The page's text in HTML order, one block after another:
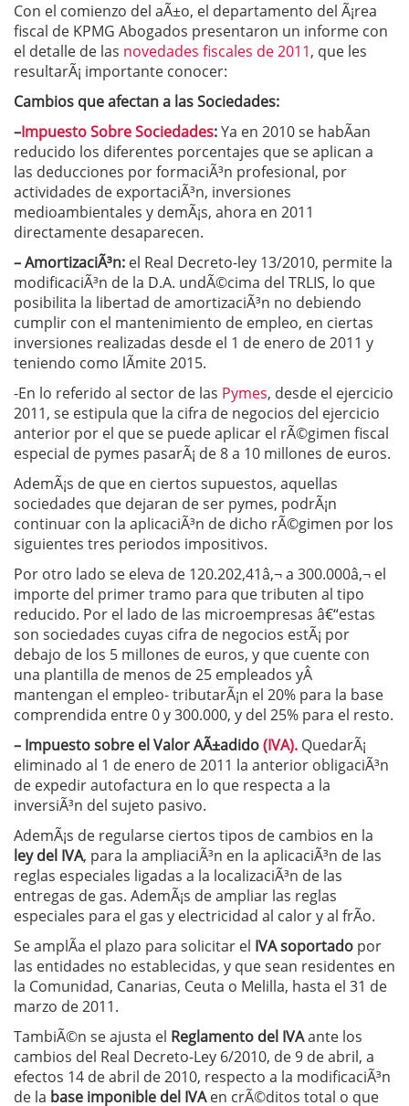
Con el comienzo del aÃ±o, el departamento del Ã¡rea
fiscal de KPMG Abogados presentaron un informe con
el detalle de las novedades fiscales de 2011, que les
resultarÃ¡ importante conocer:
Cambios que afectan a las Sociedades:
–Impuesto Sobre Sociedades:Ya en 2010 se habÃ­an
reducido los diferentes porcentajes que se aplican a
las deducciones por formaciÃ³n profesional, por
actividades de exportaciÃ³n, inversiones
medioambientales y demÃ¡s, ahora en 2011
directamente desaparecen.
– AmortizaciÃ³n: el Real Decreto-ley 13/2010, permite la
modificaciÃ³n de la D.A. undÃ©cima del TRLIS, lo que
posibilita la libertad de amortizaciÃ³n no debiendo
cumplir con el mantenimiento de empleo, en ciertas
inversiones realizadas desde el 1 de enero de 2011 y
teniendo como lÃ­mite 2015.
-En lo referido al sector de las Pymes, desde el ejercicio
2011, se estipula que la cifra de negocios del ejercicio
anterior por el que se puede aplicar el rÃ©gimen fiscal
especial de pymes pasarÃ¡ de 8 a 10 millones de euros.
AdemÃ¡s de que en ciertos supuestos, aquellas
sociedades que dejaran de ser pymes, podrÃ¡n
continuar con la aplicaciÃ³n de dicho rÃ©gimen por los
siguientes tres periodos impositivos.
Por otro lado se eleva de 120.202,41â‚¬ a 300.000â‚¬ el
importe del primer tramo para que tributen al tipo
reducido. Por el lado de las microempresas â€“estas
son sociedades cuyas cifra de negocios estÃ¡ por
debajo de los 5 millones de euros, y que cuente con
una plantilla de menos de 25 empleados yÂ
mantengan el empleo- tributarÃ¡n el 20% para la base
comprendida entre 0 y 300.000, y del 25% para el resto.
– Impuesto sobre el Valor AÃ±adido(IVA). QuedarÃ¡
eliminado al 1 de enero de 2011 la anterior obligaciÃ³n
de expedir autofactura en lo que respecta a la
inversiÃ³n del sujeto pasivo.
AdemÃ¡s de regularse ciertos tipos de cambios en la
ley del IVA, para la ampliaciÃ³n en la aplicaciÃ³n de las
reglas especiales ligadas a la localizaciÃ³n de las
entregas de gas. AdemÃ¡s de ampliar las reglas
especiales para el gas y electricidad al calor y al frÃ­o.
Se amplÃ­a el plazo para solicitar el IVA soportado por
las entidades no establecidas, y que sean residentes en
la Comunidad, Canarias, Ceuta o Melilla, hasta el 31 de
marzo de 2011.
TambiÃ©n se ajusta el Reglamento del IVAante los
cambios del Real Decreto-Ley 6/2010, de 9 de abril, a
efectos 14 de abril de 2010, respecto a la modificaciÃ³n
de la base imponible del IVAen crÃ©ditos total o que